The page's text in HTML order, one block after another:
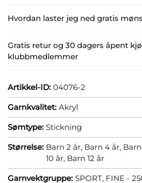
Hvordan laster jeg ned gratis
Gratis retur og 30 dagers åpent
klubbmedlemmer
Artikkel-ID: 04076-2
Garnkvalitet: Akryl
Sømtype: Stickning
Størrelse: Barn 2 år, Barn 4 år,
10 år, Barn 12 år
Garnvektgruppe: SPORT, FINE -